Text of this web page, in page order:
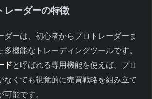
レーダーの特徴
ダーは、初心者からプロトレーダーま
多機能なトレーディングツールです。
ドと呼ばれる専用機能を使えば、プロ
なくても視覚的に売買戦略を組み立て
能です。